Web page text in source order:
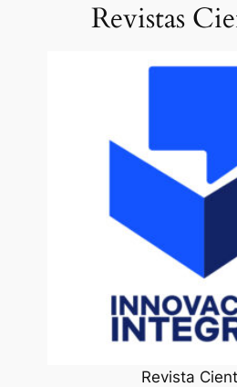
Revistas
Revista